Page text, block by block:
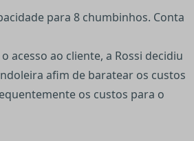
para 8 chumbinhos. Conta
acesso ao cliente, a Rossi decidiu
afim de baratear os custos
os custos para o